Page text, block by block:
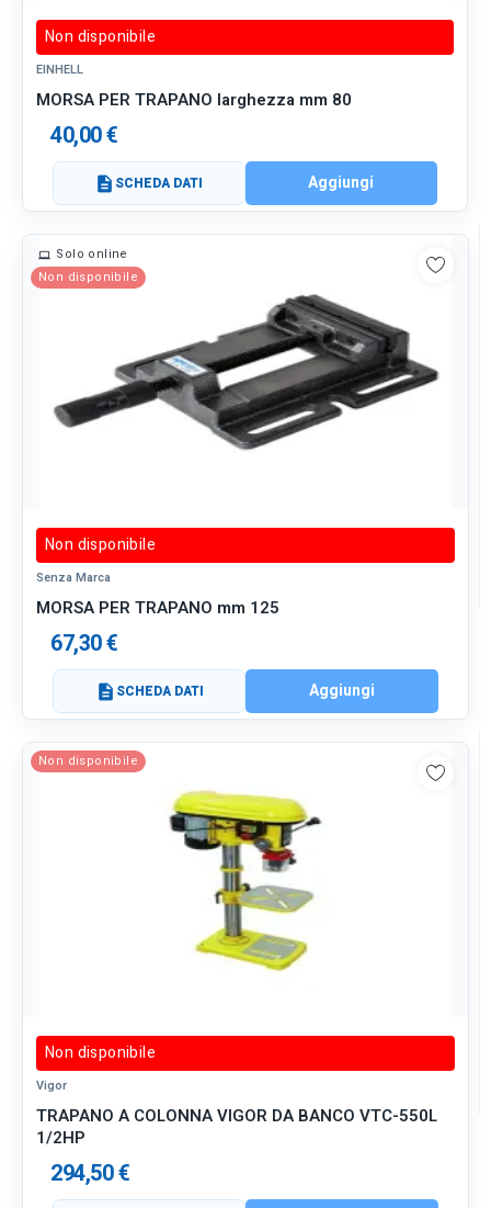
Non disponibile
EINHELL
MORSA PER TRAPANO larghezza mm 80
40,00 €
description SCHEDA DATI Aggiungi
Solo online
Non disponibile
Non disponibile
Senza Marca
MORSA PER TRAPANO mm 125
67,30 €
description SCHEDA DATI Aggiungi
Non disponibile
Non disponibile
Vigor
TRAPANO A COLONNA VIGOR DA BANCO VTC-550L
1/2HP
294,50 €